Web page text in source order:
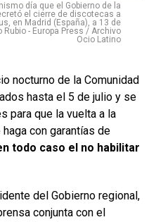
día que el Gobierno de la
el cierre de discotecas a
en Madrid (España), a 13 de
- Europa Press / Archivo
Ocio Latino
nocturno de la Comunidad
hasta el 5 de julio y se
para que la vuelta a la
con garantías de
todo caso el no habilitar
del Gobierno regional,
conjunta con el